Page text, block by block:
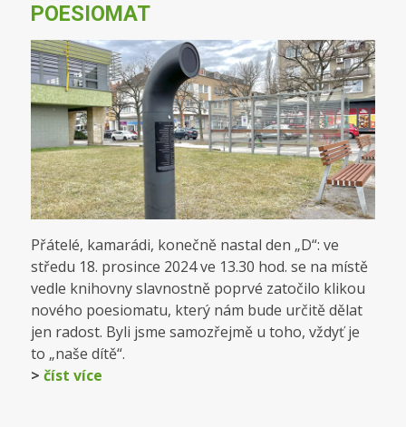
POESIOMAT
Přátelé, kamarádi, konečně nastal den „D“: ve
středu 18. prosince 2024 ve 13.30 hod. se na místě
vedle knihovny slavnostně poprvé zatočilo klikou
nového poesiomatu, který nám bude určitě dělat
jen radost. Byli jsme samozřejmě u toho, vždyť je
to „naše dítě“.
> číst více